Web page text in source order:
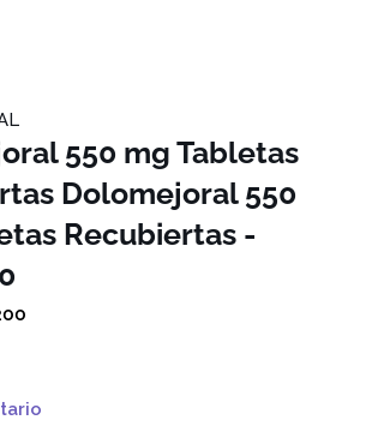
550 mg Tabletas
Dolomejoral 550
Recubiertas -